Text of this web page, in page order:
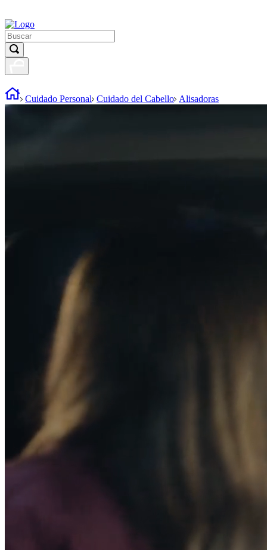
Cuidado Personal Cuidado del Cabello Alisadoras